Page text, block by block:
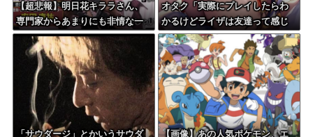
【超悲報】明日花キララさん、
専門家からあまりにも非情な一
言を告げられる
オタク「実際にプレイしたらわ
かるけどライザは友達って感じ
で性的な目では見れないｗ」←
これｗ
「サウダージ」とかいうサウダ
【画像】あの人気ポケモン、エ